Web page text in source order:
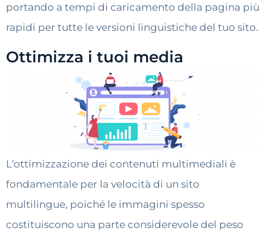
portando a tempi di caricamento della pagina più
rapidi per tutte le versioni linguistiche del tuo sito.
Ottimizza i tuoi media
L'ottimizzazione dei contenuti multimediali è
fondamentale per la velocità di un sito
multilingue, poiché le immagini spesso
costituiscono una parte considerevole del peso